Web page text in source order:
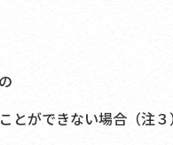
とができない場合（注